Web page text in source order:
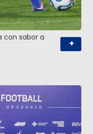
con sabor a
+